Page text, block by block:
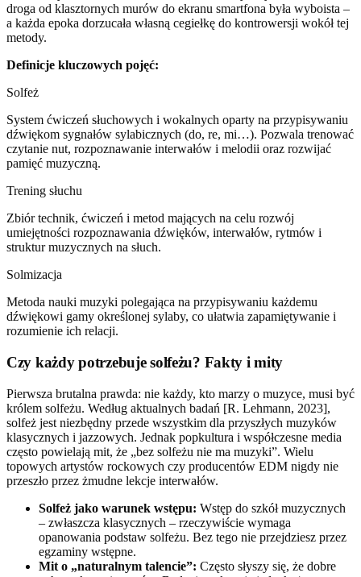
droga od klasztornych murów do ekranu smartfona była wyboista –
a każda epoka dorzucała własną cegiełkę do kontrowersji wokół tej
metody.
Definicje kluczowych pojęć:
Solfeż
System ćwiczeń słuchowych i wokalnych oparty na przypisywaniu
dźwiękom sygnałów sylabicznych (do, re, mi…). Pozwala trenować
czytanie nut, rozpoznawanie interwałów i melodii oraz rozwijać
pamięć muzyczną.
Trening słuchu
Zbiór technik, ćwiczeń i metod mających na celu rozwój
umiejętności rozpoznawania dźwięków, interwałów, rytmów i
struktur muzycznych na słuch.
Solmizacja
Metoda nauki muzyki polegająca na przypisywaniu każdemu
dźwiękowi gamy określonej sylaby, co ułatwia zapamiętywanie i
rozumienie ich relacji.
Czy każdy potrzebuje solfeżu? Fakty i mity
Pierwsza brutalna prawda: nie każdy, kto marzy o muzyce, musi być
królem solfeżu. Według aktualnych badań [R. Lehmann, 2023],
solfeż jest niezbędny przede wszystkim dla przyszłych muzyków
klasycznych i jazzowych. Jednak popkultura i współczesne media
często powielają mit, że „bez solfeżu nie ma muzyki”. Wielu
topowych artystów rockowych czy producentów EDM nigdy nie
przeszło przez żmudne lekcje interwałów.
Solfeż jako warunek wstępu: Wstęp do szkół muzycznych
– zwłaszcza klasycznych – rzeczywiście wymaga
opanowania podstaw solfeżu. Bez tego nie przejdziesz przez
egzaminy wstępne.
Mit o „naturalnym talencie”: Często słyszy się, że dobre